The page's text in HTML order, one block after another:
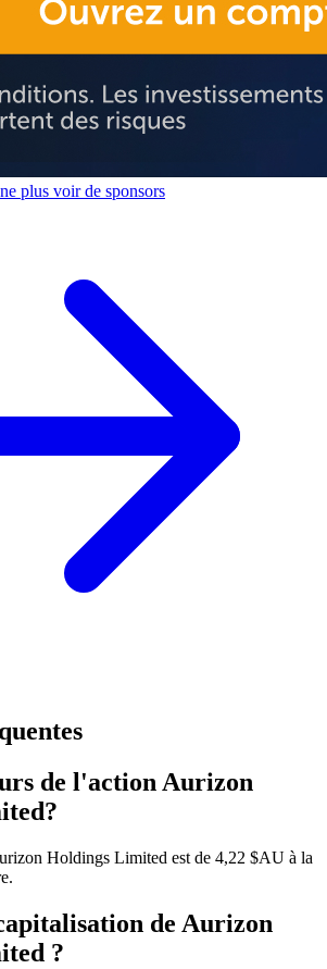
plus voir de sponsors
de l'action Aurizon
Holdings Limited est de 4,22 $AU à la
de Aurizon
?